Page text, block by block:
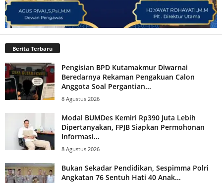
Berita Terbaru
Pengisian BPD Kutamakmur Diwarnai
Beredarnya Rekaman Pengakuan Calon
Anggota Soal Pergantian...
8 Agustus 2026
Modal BUMDes Kemiri Rp390 Juta Lebih
Dipertanyakan, FPJB Siapkan Permohonan
Informasi...
8 Agustus 2026
Bukan Sekadar Pendidikan, Sespimma Polri
Angkatan 76 Sentuh Hati 40 Anak...